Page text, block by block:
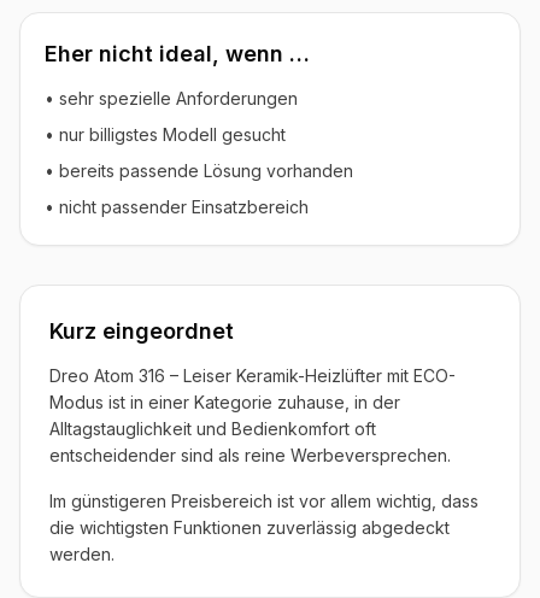
Eher nicht ideal, wenn …
• sehr spezielle Anforderungen
• nur billigstes Modell gesucht
• bereits passende Lösung vorhanden
• nicht passender Einsatzbereich
Kurz eingeordnet
Dreo Atom 316 – Leiser Keramik-Heizlüfter mit ECO-
Modus ist in einer Kategorie zuhause, in der
Alltagstauglichkeit und Bedienkomfort oft
entscheidender sind als reine Werbeversprechen.
Im günstigeren Preisbereich ist vor allem wichtig, dass
die wichtigsten Funktionen zuverlässig abgedeckt
werden.